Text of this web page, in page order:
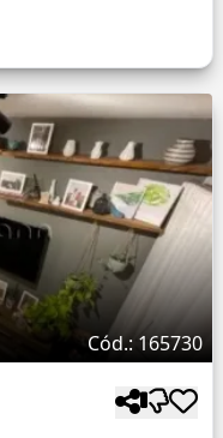
Cód.: 165730